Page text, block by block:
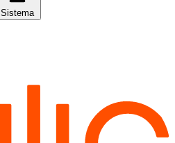
Sistema